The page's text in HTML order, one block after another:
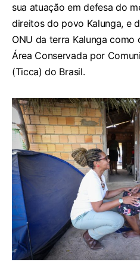
sua atuação em defesa do
direitos do povo Kalunga, e
ONU da terra Kalunga
Área Conservada por
(Ticca) do Brasil.